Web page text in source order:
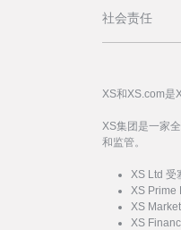
社会责任
XS和XS.com是
XS集团是一家
和监管。
XS Ltd 受
XS Prime
XS
XS